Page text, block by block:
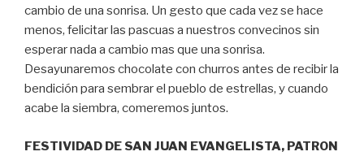
cambio de una sonrisa. Un gesto que cada vez se hace
menos, felicitar las pascuas a nuestros convecinos sin
esperar nada a cambio mas que una sonrisa.
Desayunaremos chocolate con churros antes de recibir la
bendición para sembrar el pueblo de estrellas, y cuando
acabe la siembra, comeremos juntos.
FESTIVIDAD DE SAN JUAN EVANGELISTA, PATRON